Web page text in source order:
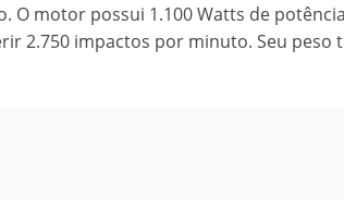
O motor possui 1.100 Watts de
2.750 impactos por minuto. Seu peso